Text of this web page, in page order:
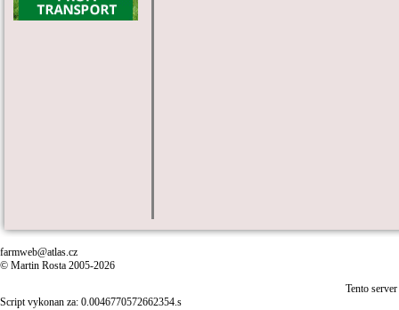
farmweb@atlas.cz
© Martin Rosta 2005-2026
Tento
Script vykonan za: 0.0046770572662354.s